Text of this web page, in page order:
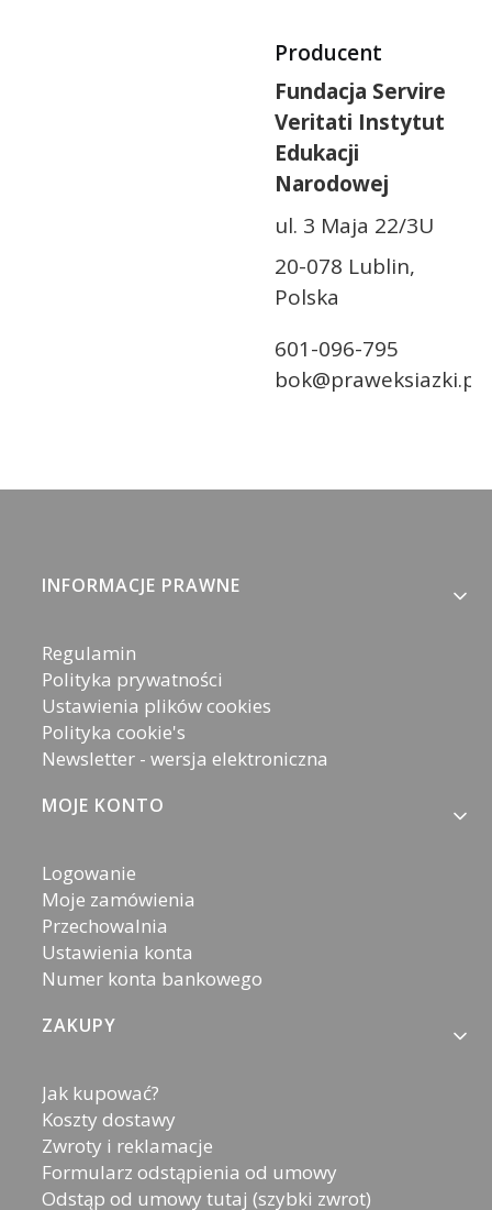
Producent
Fundacja Servire
Veritati Instytut
Edukacji
Narodowej
ul. 3 Maja 22/3U
20-078 Lublin,
Polska
601-096-795
bok@praweksiazki.pl
Linki w stopce
INFORMACJE PRAWNE
Regulamin
Polityka prywatności
Ustawienia plików cookies
Polityka cookie's
Newsletter - wersja elektroniczna
MOJE KONTO
Logowanie
Moje zamówienia
Przechowalnia
Ustawienia konta
Numer konta bankowego
ZAKUPY
Jak kupować?
Koszty dostawy
Zwroty i reklamacje
Formularz odstąpienia od umowy
Odstąp od umowy tutaj (szybki zwrot)